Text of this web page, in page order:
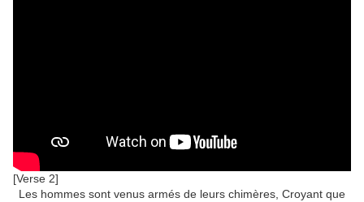
[Verse 2]
Les hommes sont venus armés de leurs chimères, Croyant que